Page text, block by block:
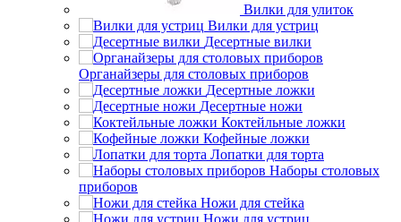
Вилки для улиток
Вилки для устриц
Десертные вилки
Органайзеры для столовых приборов
Десертные ложки
Десертные ножи
Коктейльные ложки
Кофейные ложки
Лопатки для торта
Наборы столовых
приборов
Ножи для стейка
Ножи для устриц